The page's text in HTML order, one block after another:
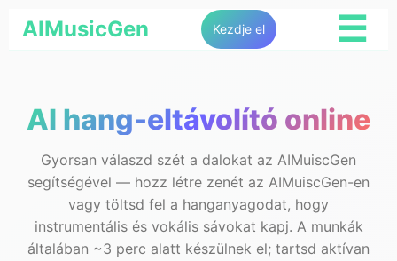
AIMusicGen Kezdje el ☰
AI hang-eltávolító online
Gyorsan válaszd szét a dalokat az AIMuiscGen
segítségével — hozz létre zenét az AIMuiscGen-en
vagy töltsd fel a hanganyagodat, hogy
instrumentális és vokális sávokat kapj. A munkák
általában ~3 perc alatt készülnek el; tartsd aktívan